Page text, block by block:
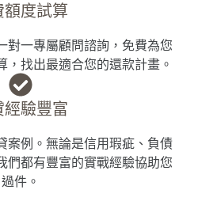
額度試算
對一專屬顧問諮詢，免費為您
，找出最適合您的還款計畫。
經驗豐富
案例。無論是信用瑕疵、負債
們都有豐富的實戰經驗協助您
過件。